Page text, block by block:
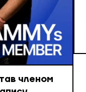
членом